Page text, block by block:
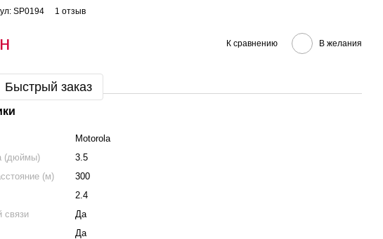
SP0194 1 отзыв
К сравнению В желания
Быстрый заказ
Motorola
(дюймы)
3.5
(м)
300
2.4
связи
Да
Да